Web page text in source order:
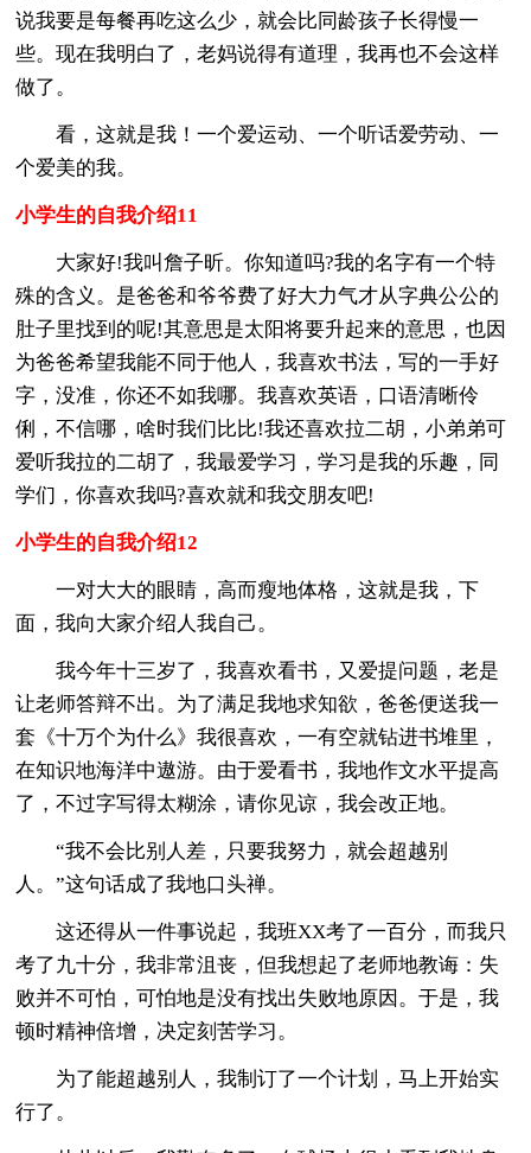
说我要是每餐再吃这么少，就会比同龄孩子长得慢一
些。现在我明白了，老妈说得有道理，我再也不会这样
做了。
看，这就是我！一个爱运动、一个听话爱劳动、一
个爱美的我。
小学生的自我介绍11
大家好!我叫詹子昕。你知道吗?我的名字有一个特
殊的含义。是爸爸和爷爷费了好大力气才从字典公公的
肚子里找到的呢!其意思是太阳将要升起来的意思，也因
为爸爸希望我能不同于他人，我喜欢书法，写的一手好
字，没准，你还不如我哪。我喜欢英语，口语清晰伶
俐，不信哪，啥时我们比比!我还喜欢拉二胡，小弟弟可
爱听我拉的二胡了，我最爱学习，学习是我的乐趣，同
学们，你喜欢我吗?喜欢就和我交朋友吧!
小学生的自我介绍12
一对大大的眼睛，高而瘦地体格，这就是我，下
面，我向大家介绍人我自己。
我今年十三岁了，我喜欢看书，又爱提问题，老是
让老师答辩不出。为了满足我地求知欲，爸爸便送我一
套《十万个为什么》我很喜欢，一有空就钻进书堆里，
在知识地海洋中遨游。由于爱看书，我地作文水平提高
了，不过字写得太糊涂，请你见谅，我会改正地。
“我不会比别人差，只要我努力，就会超越别
人。”这句话成了我地口头禅。
这还得从一件事说起，我班XX考了一百分，而我只
考了九十分，我非常沮丧，但我想起了老师地教诲：失
败并不可怕，可怕地是没有找出失败地原因。于是，我
顿时精神倍增，决定刻苦学习。
为了能超越别人，我制订了一个计划，马上开始实
行了。